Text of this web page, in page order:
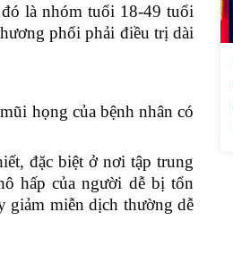
là nhóm tuổi 18-49 tuổi
phổi phải điều trị dài
họng của bệnh nhân có
đặc biệt ở nơi tập trung
hấp của người dễ bị tổn
giảm miễn dịch thường dễ